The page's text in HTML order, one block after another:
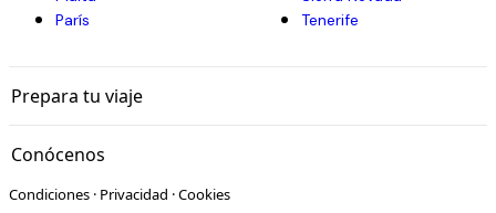
París
Tenerife
Prepara tu viaje
Conócenos
Condiciones · Privacidad ·Cookies